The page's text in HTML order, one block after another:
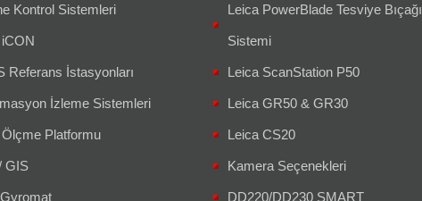
Kontrol Sistemleri
Referans İstasyonları
İzleme Sistemleri
Platformu
GIS
Leica PowerBlade Tesviye Bıçağı
Sistemi
Leica ScanStation P50
Leica GR50 & GR30
Leica CS20
Kamera Seçenekleri
DD220/DD230 SMART